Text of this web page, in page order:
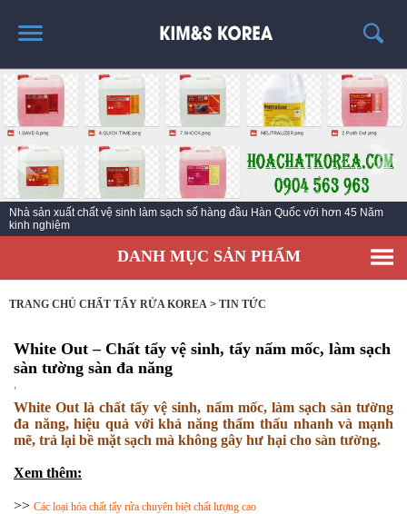
TRANG CHỦ
THÔNG TIN SẢN PHẨM
TIN TỨC
LIÊN HỆ
Nhà sản xuất chất vệ sinh làm sạch số hàng đầu Hàn Quốc với hơn 45 Năm
kinh nghiệm
DANH MỤC SẢN PHẨM
TRANG CHỦ CHẤT TẨY RỬA KOREA > TIN TỨC
White Out – Chất tẩy vệ sinh, tẩy nấm mốc, làm sạch
sàn tường sàn đa năng
,
White Out là chất tẩy vệ sinh, nấm mốc, làm sạch sàn tường
đa năng, hiệu quả với khả năng thẩm thấu nhanh và mạnh
mẽ, trả lại bề mặt sạch mà không gây hư hại cho sàn tường.
Xem thêm:
>> Các loại hóa chất tẩy rửa chuyên biệt chất lượng cao